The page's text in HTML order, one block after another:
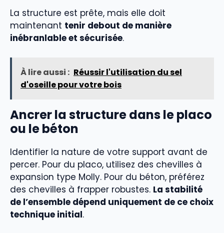
La structure est prête, mais elle doit
maintenant tenir debout de manière
inébranlable et sécurisée.
À lire aussi : Réussir l'utilisation du sel
d'oseille pour votre bois
Ancrer la structure dans le placo
ou le béton
Identifier la nature de votre support avant de
percer. Pour du placo, utilisez des chevilles à
expansion type Molly. Pour du béton, préférez
des chevilles à frapper robustes. La stabilité
de l’ensemble dépend uniquement de ce choix
technique initial.